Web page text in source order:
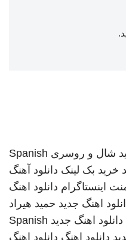
.
شال و روسری Spanish
خرید بک لینک دانلود آهنگ
اینستاگرام دانلود اهنگ
اهنگ جدید حمید هیراد
دانلود اهنگ جدید Spanish
دانلود اهنگ دانلود اهنگ